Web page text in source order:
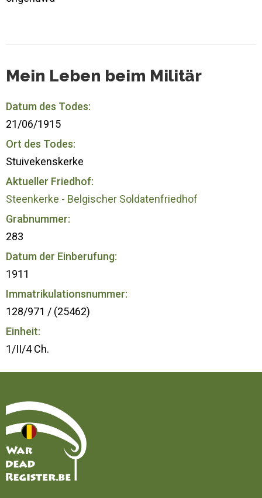
Mein Leben beim Militär
Datum des Todes:
21/06/1915
Ort des Todes:
Stuivekenskerke
Aktueller Friedhof:
Steenkerke - Belgischer Soldatenfriedhof
Grabnummer:
283
Datum der Einberufung:
1911
Immatrikulationsnummer:
128/971 / (25462)
Einheit:
1/II/4 Ch.